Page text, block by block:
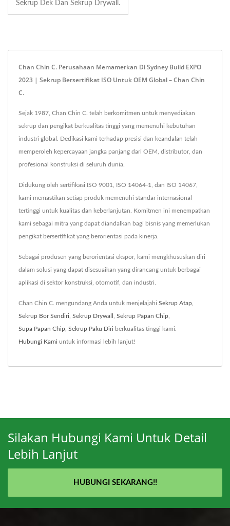
Sekrup Dek Dan Sekrup Drywall.
Chan Chin C. Perusahaan Memamerkan Di Sydney Build EXPO
2023 | Sekrup Bersertifikat ISO Untuk OEM Global – Chan Chin
C.
Sejak 1987, Chan Chin C. telah berkomitmen untuk menyediakan
sekrup dan pengikat berkualitas tinggi yang memenuhi kebutuhan
industri global. Dedikasi kami terhadap presisi dan keandalan telah
memperoleh kepercayaan jangka panjang dari OEM, distributor, dan
profesional konstruksi di seluruh dunia.
Didukung oleh sertifikasi ISO 9001, ISO 14064-1, dan ISO 14067,
kami memastikan setiap produk memenuhi standar internasional
tertinggi untuk kualitas dan keberlanjutan. Komitmen ini menempatkan
kami sebagai mitra yang dapat diandalkan bagi bisnis yang memerlukan
pengikat bersertifikat yang berorientasi pada kinerja.
Sebagai produsen yang berorientasi ekspor, kami mengkhususkan diri
dalam solusi yang dapat disesuaikan yang dirancang untuk berbagai
aplikasi di sektor konstruksi, otomotif, dan industri.
Chan Chin C. mengundang Anda untuk menjelajahi Sekrup Atap
Sekrup Bor Sendiri Sekrup Drywall Sekrup Papan Chip
Supa Papan Chip Sekrup Paku Diri berkualitas tinggi kami.
Hubungi Kami untuk informasi lebih lanjut!
Silakan Hubungi Kami Untuk Detail
Lebih Lanjut
HUBUNGI SEKARANG!!